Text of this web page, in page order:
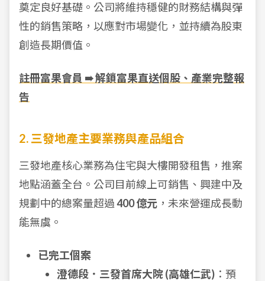
奠定良好基礎。公司將維持穩健的財務結構與彈
性的銷售策略，以應對市場變化，並持續為股東
創造長期價值。
註冊富果會員 ➠ 解鎖富果直送個股、產業完整報
告
2. 三發地產主要業務與產品組合
三發地產核心業務為住宅與大樓開發租售，推案
地點涵蓋全台。公司目前線上可銷售、興建中及
規劃中的總案量超過400 億元 ，未來營運成長動
能無虞。
已完工個案
澄德段．三發首席大院 (高雄仁武) ：預